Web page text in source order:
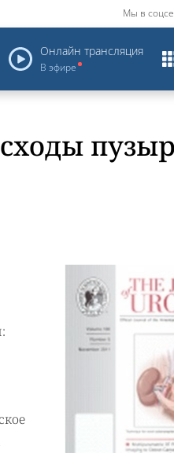
Мы в
Онлайн трансляция
В эфире